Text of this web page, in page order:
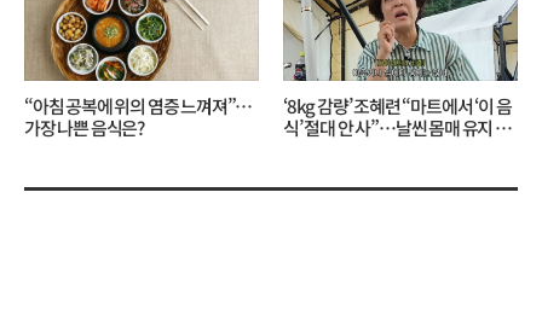
“아침 공복에 위의 염증 느껴져”…
가장 나쁜 음식은?
‘8kg 감량’ 조혜련 “마트에서 ‘이 음
식’ 절대 안 사”…날씬 몸매 유지 비